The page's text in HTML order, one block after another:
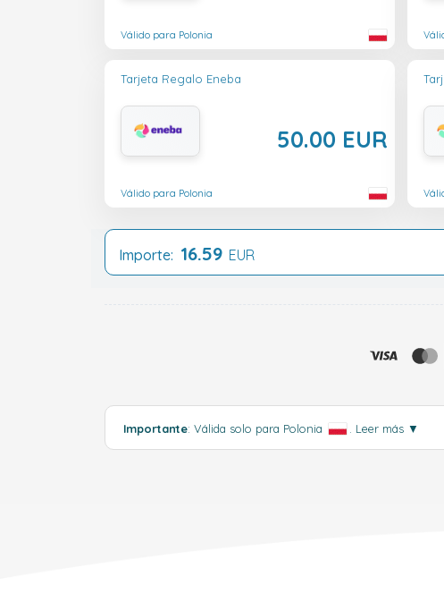
Válido para Polonia
Tarjeta Regalo Eneba
50.00 EUR
Válido para Polonia
Importe: 16.59 EUR
Importante: Válida solo para Polonia Leer más ▼